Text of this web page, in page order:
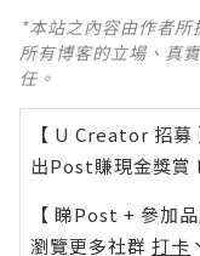
*本站之內容由作者
所有博客的立場、真
任。
【 U Creator 招募
出Post賺現金獎賞 l
【 睇Post + 參加品
瀏覽更多社群 打卡